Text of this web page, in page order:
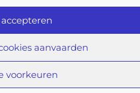
aanvaarden
voorkeuren